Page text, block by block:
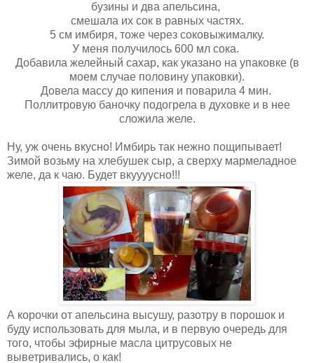
бузины и два апельсина,
смешала их сок в равных частях.
5 см имбиря, тоже через соковыжималку.
У меня получилось 600 мл сока.
Добавила желейный сахар, как указано на упаковке (в
моем случае половину упаковки).
Довела массу до кипения и поварила 4 мин.
Поллитровую баночку подогрела в духовке и в нее
сложила желе.
Ну, уж очень вкусно! Имбирь так нежно пощипывает!
Зимой возьму на хлебушек сыр, а сверху мармеладное
желе, да к чаю. Будет вкуууусно!!!
А корочки от апельсина высушу, разотру в порошок и
буду использовать для мыла, и в первую очередь для
того, чтобы эфирные масла цитрусовых не
выветривались, о как!